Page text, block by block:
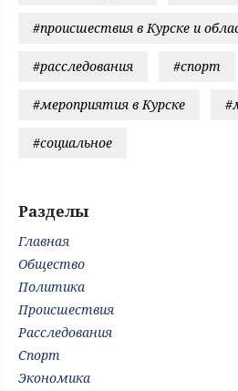
#происшествия в Курске и
#расследования #спорт
#мероприятия в Курске
#социальное
Разделы
Главная
Общество
Политика
Происшествия
Расследования
Спорт
Экономика